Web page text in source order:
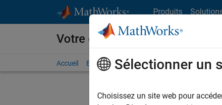
Produits
Votre carrière chez MathWorks
Accueil Explorer nos opportunités Adresses de
FILTRER
Sélectionner un
Choisissez un site web pour